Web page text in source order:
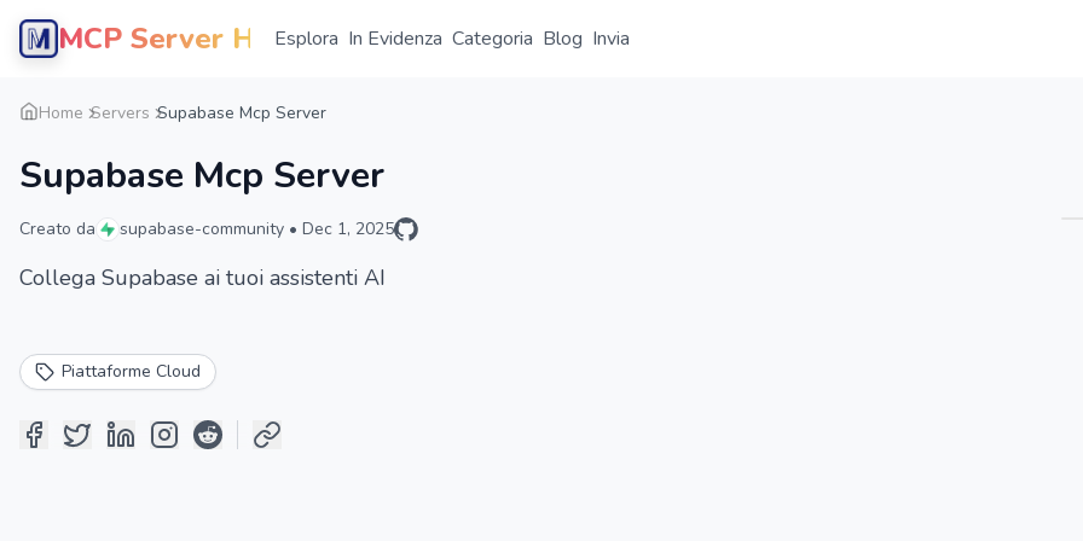
MCP Server HubEsplora In Evidenza Categoria Blog Invia
Home Servers Supabase Mcp Server
Supabase Mcp Server
Creato da supabase-community • Dec 1, 2025
Collega Supabase ai tuoi assistenti AI
Piattaforme Cloud